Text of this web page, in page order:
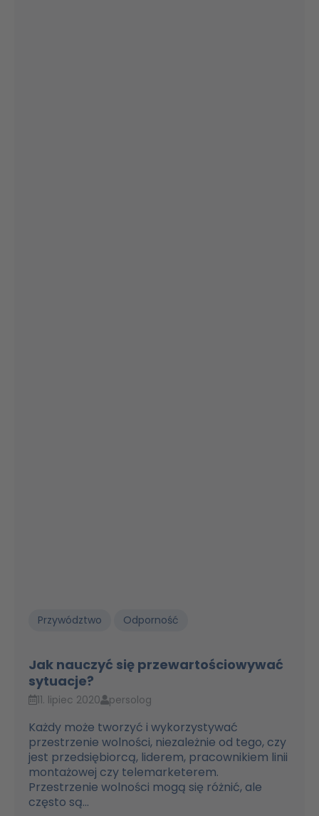
Przywództwo Odporność
Jak nauczyć się przewartościowywać
sytuacje?
11. lipiec 2020 persolog
Każdy może tworzyć i wykorzystywać
przestrzenie wolności, niezależnie od tego, czy
jest przedsiębiorcą, liderem, pracownikiem linii
montażowej czy telemarketerem.
Przestrzenie wolności mogą się różnić, ale
często są...